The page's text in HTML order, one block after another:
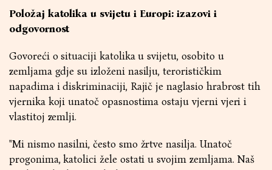
Položaj katolika u svijetu i Europi: izazovi i
odgovornost
Govoreći o situaciji katolika u svijetu, osobito u
zemljama gdje su izloženi nasilju, terorističkim
napadima i diskriminaciji, Rajič je naglasio hrabrost tih
vjernika koji unatoč opasnostima ostaju vjerni vjeri i
vlastitoj zemlji.
"Mi nismo nasilni, često smo žrtve nasilja. Unatoč
progonima, katolici žele ostati u svojim zemljama. Naš